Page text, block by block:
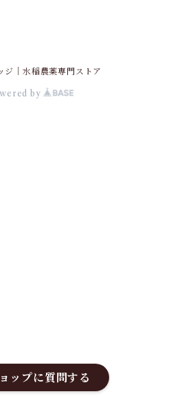
｜水稲農薬専門ストア
by
ップに質問する